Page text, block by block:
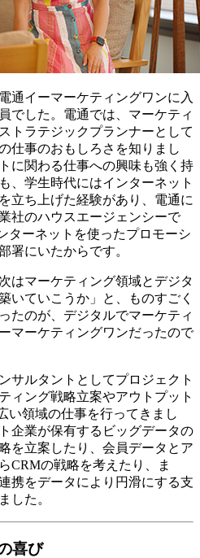
通イーマーケティングワンに入
でした。電通では、マーケティ
トラテジックプランナーとして
仕事のおもしろさを知りまし
に関わる仕事への興味も強く持
、学生時代にはインターネット
立ち上げた経験があり、電通に
社のハウスエージェンシーで
ターネットを使ったプロモーシ
署にいたからです。
はマーケティング領域とデジタ
いていこうか」と、ものすごく
たのが、デジタルでマーケティ
マーケティングワンだったので
サルタントとしてプロジェクト
ィング戦略立案やアウトプット
い領域の仕事を行ってきまし
企業が保有するビッグデータの
を立案したり、会員データとア
CRMの戦略を考えたり、ま
携をデータにより円滑にする支
した。
喜び